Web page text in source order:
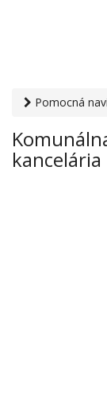
Pomocná
poisťovňa -